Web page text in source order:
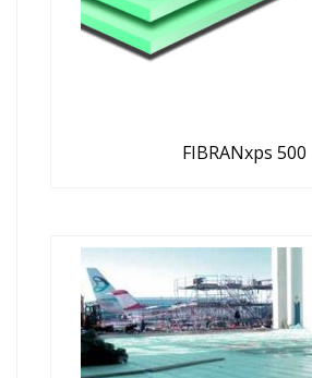
FIBRANxps 500